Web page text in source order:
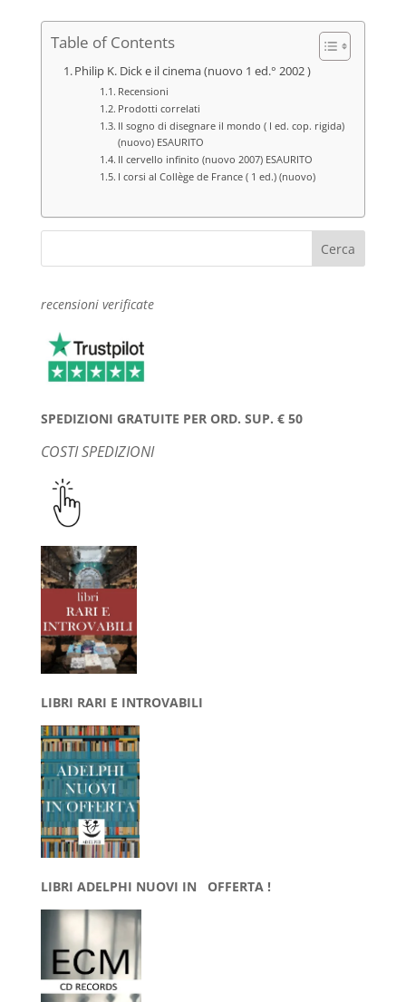
Table of Contents
Philip K. Dick e il cinema (nuovo 1 ed.° 2002 )
Recensioni
Prodotti correlati
Il sogno di disegnare il mondo ( I ed. cop. rigida)
(nuovo) ESAURITO
Il cervello infinito (nuovo 2007) ESAURITO
I corsi al Collège de France ( 1 ed.) (nuovo)
recensioni verificate
SPEDIZIONI GRATUITE PER ORD. SUP. € 50
COSTI SPEDIZIONI
LIBRI RARI E INTROVABILI
LIBRI ADELPHI NUOVI IN OFFERTA !